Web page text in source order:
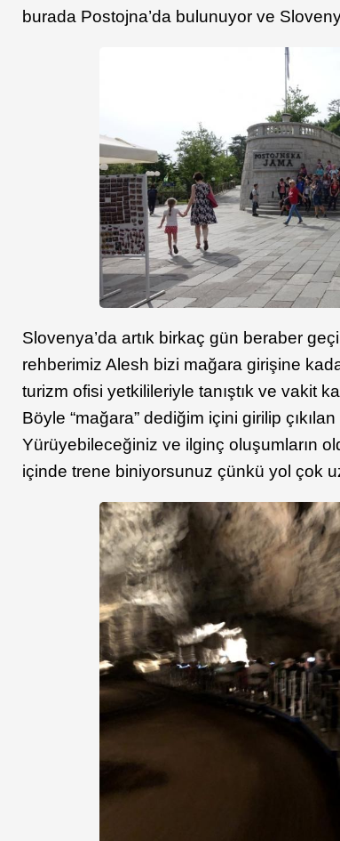
burada Postojna’da bulunuyor ve
Slovenya’da artık birkaç gün beraber
rehberimiz Alesh bizi mağara girişine
turizm ofisi yetkilileriyle tanıştık ve vakit
Böyle “mağara” dediğim içini girilip
Yürüyebileceğiniz ve ilginç oluşumların
içinde trene biniyorsunuz çünkü yol çok